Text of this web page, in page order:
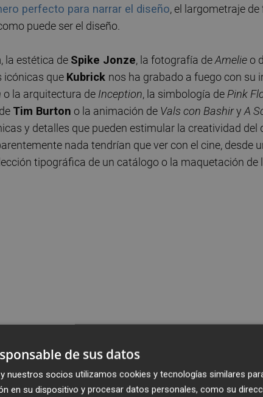
perfecto para narrar el diseño, el largometraje
puede ser el diseño.
, la estética de Spike Jonze, la fotografía deAmelie o
icónicas que Kubrick nos ha grabado a fuego con su
o la arquitectura de Inception, la simbología de Pink
Tim Burton o la animación de Vals con Bashiry A
y detalles que pueden estimular la creatividad del
nada tendrían que ver con el cine, desde
tipográfica de un catálogo o la maquetación de
de sus datos
nuestros socios utilizamos cookies y tecnologías similares
en su dispositivo y procesar datos personales, como su